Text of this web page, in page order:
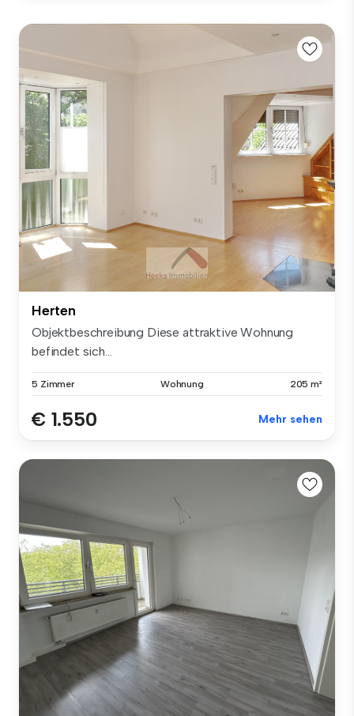
Herten
Objektbeschreibung Diese attraktive Wohnung
befindet sich...
5 Zimmer Wohnung 205 m²
€ 1.550 Mehr sehen